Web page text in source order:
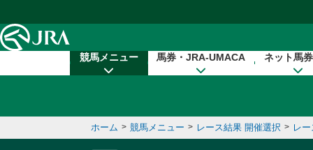
競馬メニュー 馬券・JRA-UMACA ネット馬
ホーム > 競馬メニュー > レース結果 開催選択 > レ